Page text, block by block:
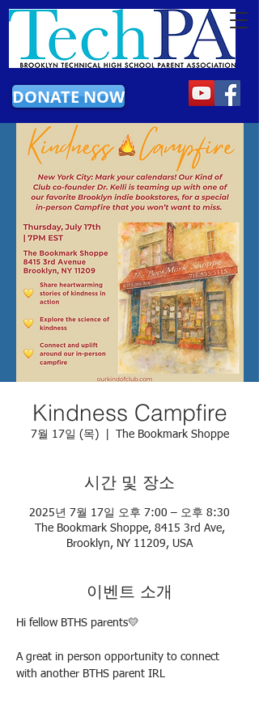
DONATE NOW
Kindness Campfire
7월 17일 (목)
  |
The Bookmark Shoppe
시간 및 장소
2025년 7월 17일 오후 7:00 – 오후 8:30
The Bookmark Shoppe, 8415 3rd Ave,
Brooklyn, NY 11209, USA
이벤트 소개
Hi fellow BTHS parents💛
A great in person opportunity to connect
with another BTHS parent IRL